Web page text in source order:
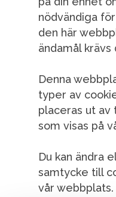
nödvändiga
den här
ändamål
Denna
typer av
placeras ut
som visas på
Du kan ändra
samtycke till
vår webbplats.